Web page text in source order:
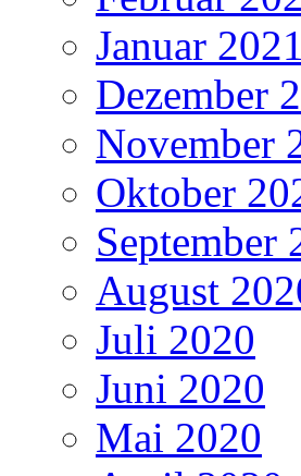
Januar 2021
Dezember
November
Oktober
September
August
Juli 2020
Juni 2020
Mai 2020